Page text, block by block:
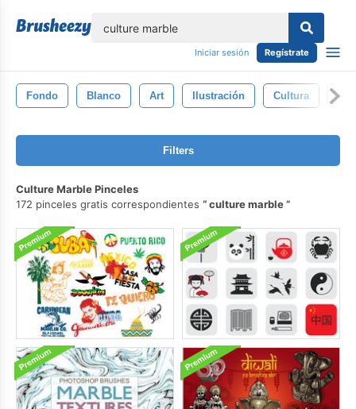
Iniciar sesión Regístrate
Fondo Blanco Art Ilustración Cultura
Filters
Culture Marble Pinceles
172 pinceles gratis correspondientes
culture marble